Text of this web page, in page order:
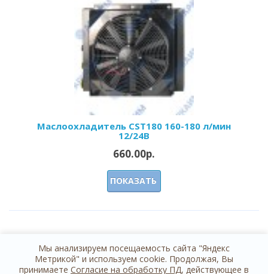
Маслоохладитель CST180 160-180 л/мин
12/24В
660.00р.
ПОКАЗАТЬ
Мы анализируем посещаемость сайта "Яндекс
Метрикой" и используем cookie. Продолжая, Вы
принимаете Согласие на обработку ПД, действующее в